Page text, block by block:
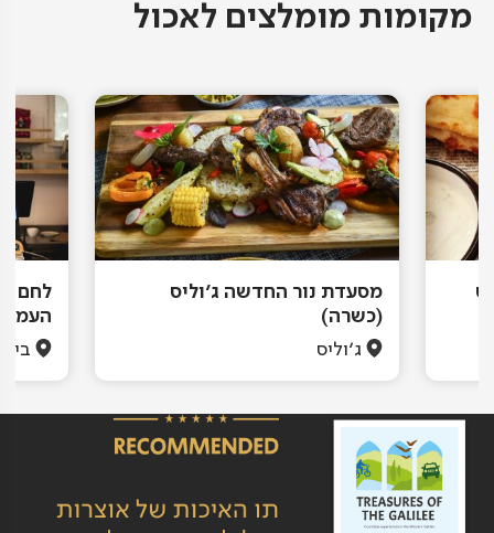
מקומות מומלצים לאכול
מסעדת נור החדשה ג'וליס
(כשרה)
ג'וליס
לחם
העמק